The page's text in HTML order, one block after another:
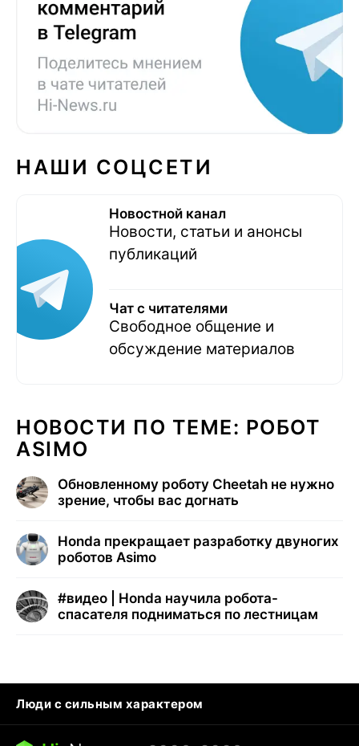
НАШИ СОЦСЕТИ
Новостной канал
Новости, статьи и анонсы
публикаций
Чат с читателями
Свободное общение и
обсуждение материалов
НОВОСТИ ПО ТЕМЕ: РОБОТ
ASIMO
Обновленному роботу Cheetah не нужно
зрение, чтобы вас догнать
Honda прекращает разработку двуногих
роботов Asimo
#видео | Honda научила робота-
спасателя подниматься по лестницам
Люди с сильным характером
Кошка писает на кровать
Тунцы в океанариуме
Ядовитые пауки России